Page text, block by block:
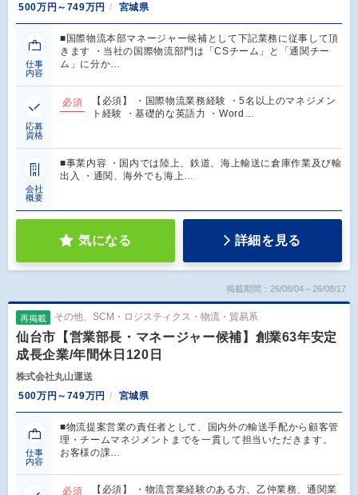
500万円～749万円
宮城県
仕事
内容
■国際物流本部マネージャー候補として下記業務に従事して頂
きます ・当社の国際物流部門は「CSチーム」と「通関チー
ム」に分か…
応募
資格
必須
【必須】 ・国際物流業務経験 ・5名以上のマネジメン
ト経験 ・基礎的な英語力 ・Word…
会社
概要
■事業内容 ・国内では陸上、鉄道、海上輸送に倉庫作業及び輸
出入 ・通関、海外でも海上…
気になる 詳細を見る
掲載期間：26/08/04～26/08/17
再掲載 その他、SCM・ロジスティクス・物流・貿易系
仙台市【営業部長・マネージャー候補】創業63年安定
成長企業/年間休日120日
株式会社丸山運送
500万円～749万円
宮城県
仕事
内容
■物流提案営業の責任者として、国内外の輸送手配から顧客管
理・チームマネジメントまでを一貫して担当いただきます。
お客様の課…
必須 【必須】 ・物流営業経験のある方、乙仲業務、通関業